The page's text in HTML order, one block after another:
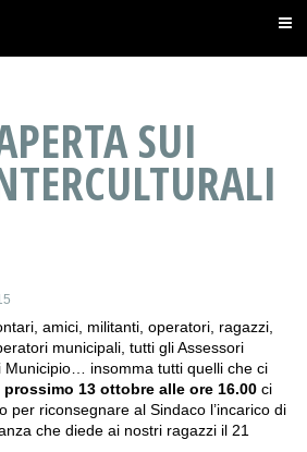
SUI
amici, militanti, operatori, ragazzi,
municipali, tutti gli Assessori
Municipio… insomma tutti quelli che ci
prossimo 13 ottobre alle ore 16.00 ci
per riconsegnare al Sindaco l’incarico di
che diede ai nostri ragazzi il 21